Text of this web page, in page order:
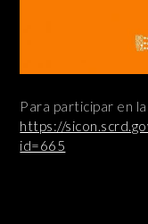
Para participar en
https://
id=665